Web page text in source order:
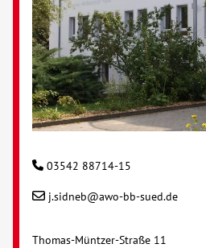
03542 88714-15
j.sidneb@awo-bb-sued.de
Thomas-Müntzer-Straße 11